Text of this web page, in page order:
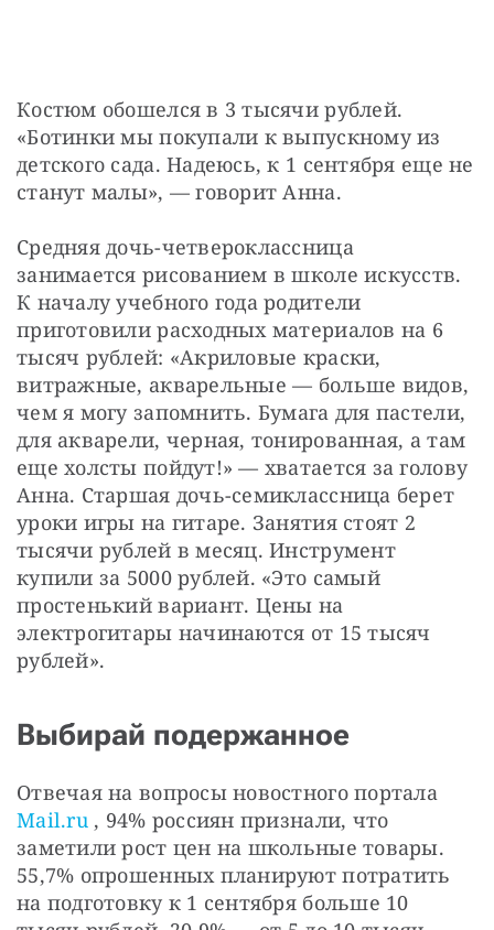
Костюм обошелся в 3 тысячи рублей.
«Ботинки мы покупали к выпускному из
детского сада. Надеюсь, к 1 сентября еще не
станут малы», — говорит Анна.
Средняя дочь-четвероклассница
занимается рисованием в школе искусств.
К началу учебного года родители
приготовили расходных материалов на 6
тысяч рублей: «Акриловые краски,
витражные, акварельные — больше видов,
чем я могу запомнить. Бумага для пастели,
для акварели, черная, тонированная, а там
еще холсты пойдут!» — хватается за голову
Анна. Старшая дочь-семиклассница берет
уроки игры на гитаре. Занятия стоят 2
тысячи рублей в месяц. Инструмент
купили за 5000 рублей. «Это самый
простенький вариант. Цены на
электрогитары начинаются от 15 тысяч
рублей».
Выбирай подержанное
Mail.ru , 94% россиян признали, что
заметили рост цен на школьные товары.
55,7% опрошенных планируют потратить
на подготовку к 1 сентября больше 10